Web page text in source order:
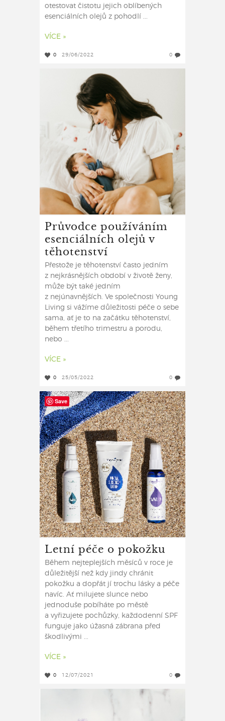
otestovat čistotu jejich oblíbených
esenciálních olejů z pohodlí ...
VÍCE »
0 29/06/2022 0
Průvodce používáním
esenciálních olejů v
těhotenství
Přestože je těhotenství často jedním
z nejkrásnějších období v životě ženy,
může být také jedním
z nejúnavnějších. Ve společnosti Young
Living si vážíme důležitosti péče o sebe
sama, ať je to na začátku těhotenství,
během třetího trimestru a porodu,
nebo ...
VÍCE »
0 25/05/2022 0
Letní péče o pokožku
Během nejteplejších měsíců v roce je
důležitější než kdy jindy chránit
pokožku a dopřát jí trochu lásky a péče
navíc. Ať milujete slunce nebo
jednoduše pobíháte po městě
a vyřizujete pochůzky, každodenní SPF
funguje jako úžasná zábrana před
škodlivými ...
VÍCE »
0 12/07/2021 0
Save